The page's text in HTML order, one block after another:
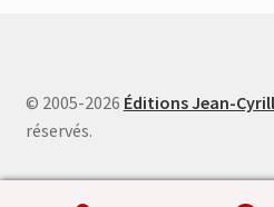
© 2005-2026 Éditions Jean-
réservés.